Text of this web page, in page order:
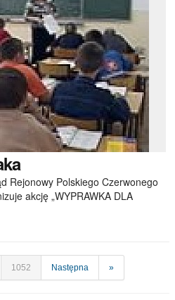
Rejonowy Polskiego Czerwonego
akcję „WYPRAWKA DLA
1052 Następna »